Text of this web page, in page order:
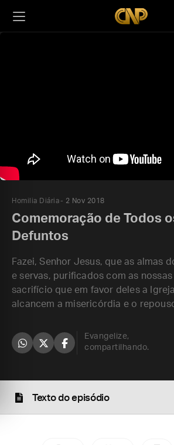
Homilia Diária 2 Nov 2018
Comemoração de Todos
Defuntos
Fazei, Senhor Jesus, que as almas
e servas, purificados com as
sacrifício que em favor deles a
alcancem a misericórdia e o
Evangelize,
compartilhando.
Texto do episódio